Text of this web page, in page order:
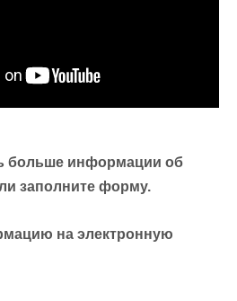
больше информации об
заполните форму.
на электронную